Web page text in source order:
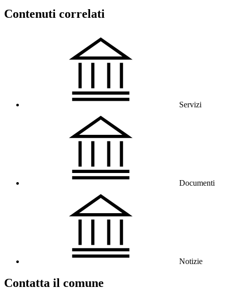
Contenuti correlati
Servizi
Documenti
Notizie
Contatta il comune